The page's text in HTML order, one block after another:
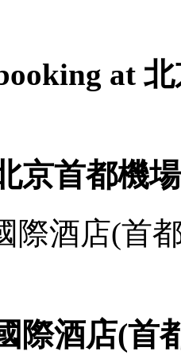
at
京首都機
際酒店(首
際酒店(首